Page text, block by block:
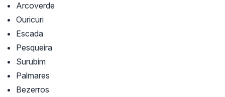
Arcoverde
Ouricuri
Escada
Pesqueira
Surubim
Palmares
Bezerros